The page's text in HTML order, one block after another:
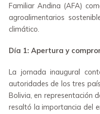
Familiar Andina (AFA)
agroalimentarios
climático.
Día 1: Apertura y
La jornada inaugural
autoridades de los tres
Bolivia, en representación
resaltó la importancia del